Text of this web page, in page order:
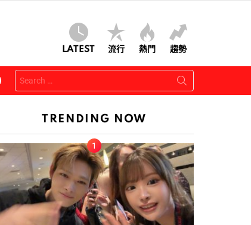
LATEST 流行 熱門 趨勢
SKIN
Search
for:
TRENDING NOW